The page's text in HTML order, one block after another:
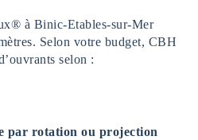
à Binic-Etables-sur-Mer
Selon votre budget, CBH
selon :
par rotation ou projection